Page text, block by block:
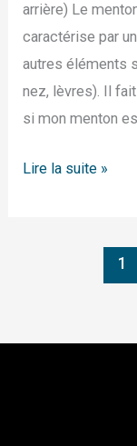
arrière) Le
caractérise par
autres éléments
nez, lèvres). Il
si mon menton
Lire la suite »
1